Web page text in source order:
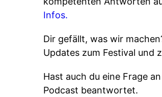
Infos.
Dir gefällt, was wir
Updates zum Festival und
Hast auch du eine Frage
Podcast beantwortet.